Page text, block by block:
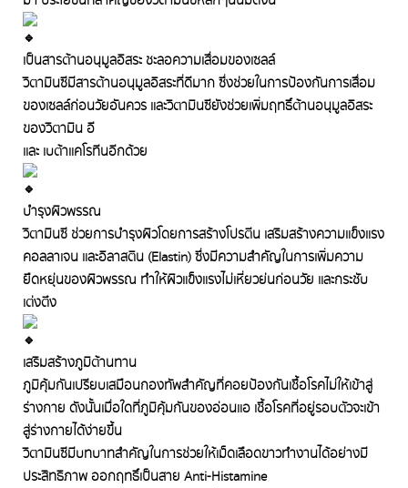
เป็นสารต้านอนุมูลอิสระ ชะลอความเสื่อมของเซลล์
วิตามินซีมีสารต้านอนุมูลอิสระที่ดีมาก ซึ่งช่วยในการป้องกันการเสื่อม
ของเซลล์ก่อนวัยอันควร และวิตามินซียังช่วยเพิ่มฤทธิ์ต้านอนุมูลอิสระ
ของวิตามิน อี
และ เบต้าแคโรทีนอีกด้วย
บำรุงผิวพรรณ
วิตามินซี ช่วยการบำรุงผิวโดยการสร้างโปรตีน เสริมสร้างความแข็งแรง
คอลลาเจน และอิลาสติน (Elastin) ซึ่งมีความสำคัญในการเพิ่มความ
ยืดหยุ่นของผิวพรรณ ทำให้ผิวแข็งแรงไม่เหี่ยวย่นก่อนวัย และกระชับ
เต่งตึง
เสริมสร้างภูมิต้านทาน
ภูมิคุ้มกันเปรียบเสมือนกองทัพสำคัญที่คอยป้องกันเชื้อโรคไม่ให้เข้าสู่
ร่างกาย ดังนั้นเมื่อใดที่ภูมิคุ้มกันของอ่อนแอ เชื้อโรคที่อยู่รอบตัวจะเข้า
สู่ร่างกายได้ง่ายขึ้น
วิตามินซีมีบทบาทสำคัญในการช่วยให้เม็ดเลือดขาวทำงานได้อย่างมี
ประสิทธิภาพ ออกฤทธิ์เป็นสาย Anti-Histamine